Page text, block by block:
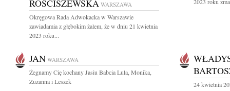
ROŚCISZEWSKA WARSZAWA
Okręgowa Rada Adwokacka w Warszawie
zawiadamia z głębokim żalem, że w dniu 21 kwietnia
2023 roku...
JAN WARSZAWA
Żegnamy Cię kochany Jasiu Babcia Lula, Monika,
Zuzanna i Leszek
24 kwietnia